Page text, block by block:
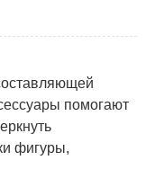
помогают
фигуры,